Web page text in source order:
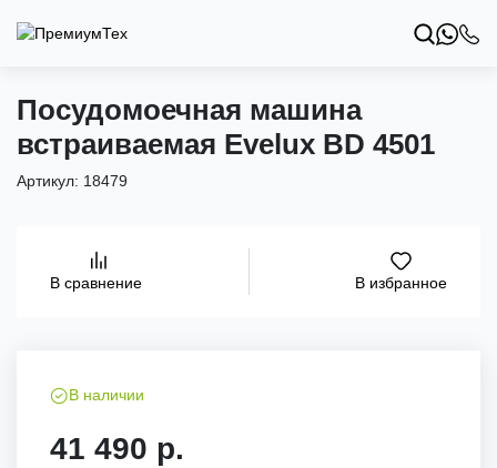
Посудомоечная машина
встраиваемая Evelux BD 4501
Артикул: 18479
В сравнение В избранное
В наличии
41 490 р.